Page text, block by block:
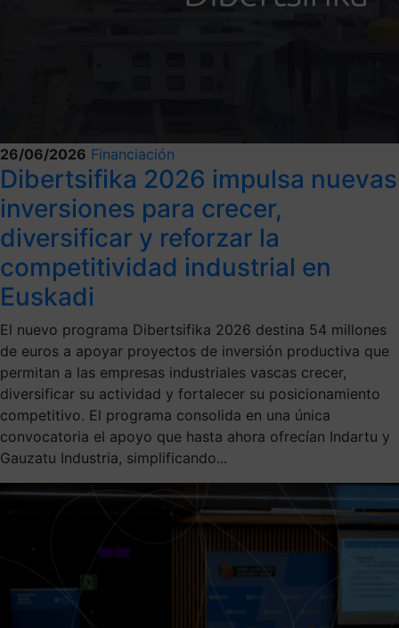
26/06/2026 Financiación
Dibertsifika 2026 impulsa nuevas
inversiones para crecer,
diversificar y reforzar la
competitividad industrial en
Euskadi
El nuevo programa Dibertsifika 2026 destina 54 millones
de euros a apoyar proyectos de inversión productiva que
permitan a las empresas industriales vascas crecer,
diversificar su actividad y fortalecer su posicionamiento
competitivo. El programa consolida en una única
convocatoria el apoyo que hasta ahora ofrecían Indartu y
Gauzatu Industria, simplificando...